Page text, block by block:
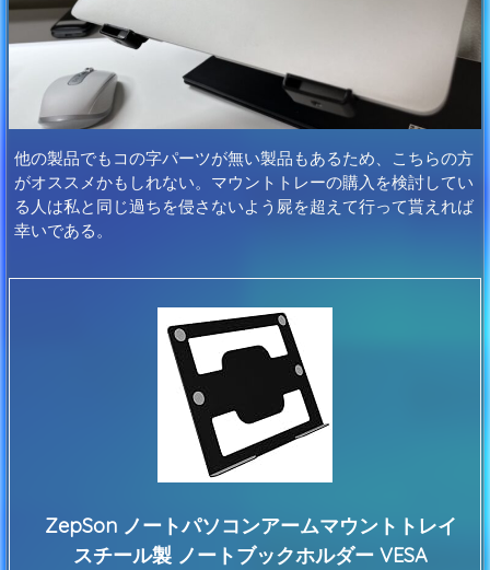
他の製品でもコの字パーツが無い製品もあるため、こちらの方
がオススメかもしれない。マウントトレーの購入を検討してい
る人は私と同じ過ちを侵さないよう屍を超えて行って貰えれば
幸いである。
ZepSon ノートパソコンアームマウントトレイ
スチール製 ノートブックホルダー VESA